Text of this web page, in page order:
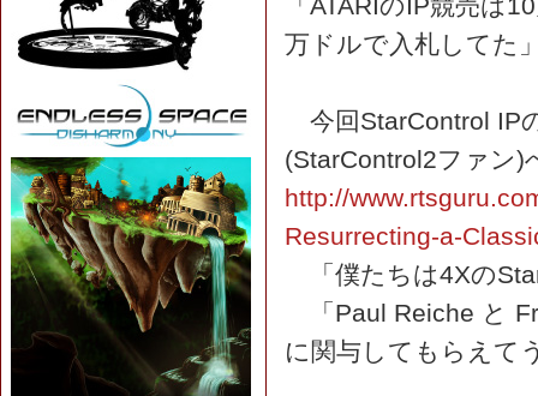
「ATARIのIP競売は
万ドルで入札してた
今回StarControl IP
(StarControl2ファン)
http://
Resurrecting-a-
「僕たちは4Xの
「Paul Reiche と
に関与してもらえて